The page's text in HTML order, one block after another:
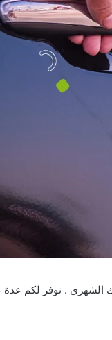
الشهري . نوفر لكم